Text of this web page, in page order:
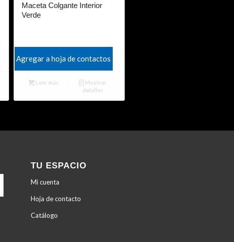
Maceta Colgante Interior
Verde
Agregar a hoja de contactos
Leer más
Mostrar
detalles
TU ESPACIO
Mi cuenta
Hoja de contacto
Catálogo